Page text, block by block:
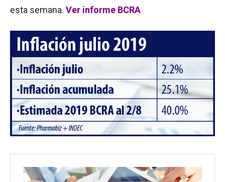
esta semana. Ver informe BCRA